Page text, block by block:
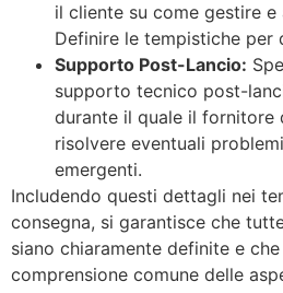
il cliente su come gestire
Definire le tempistiche per
Supporto Post-Lancio:
supporto tecnico post-
durante il quale il fornitore
risolvere eventuali
emergenti.
Includendo questi dettagli nei
consegna, si garantisce che
siano chiaramente definite e
comprensione comune delle